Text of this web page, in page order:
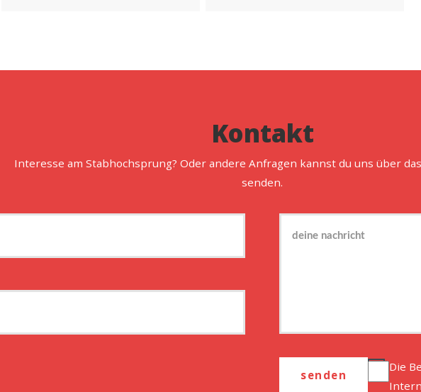
Kontakt
Interesse am Stabhochsprung? Oder andere Anfragen kannst du uns über
senden.
Die